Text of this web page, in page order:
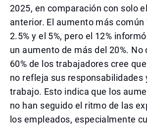
2025, en comparación con solo
anterior. El aumento más común
2.5% y el 5%, pero el 12%
un aumento de más del 20%. No
60% de los trabajadores cree
no refleja sus responsabilidades
trabajo. Esto indica que los
no han seguido el ritmo de las
los empleados, especialmente